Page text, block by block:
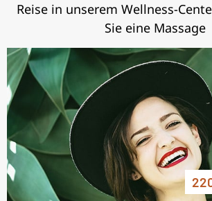
Reise in unserem Wellness-
Sie eine Massage